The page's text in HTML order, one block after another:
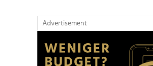
Advertisement